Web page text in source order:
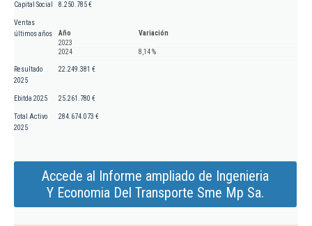
Capital Social 8.250.785 €
Ventas
últimos años
Año
Variación
2023
2024
8,14 %
Resultado
2025
22.249.381 €
Ebitda 2025 25.261.780 €
Total Activo
2025
284.674.073 €
Accede al Informe ampliado de Ingenieria
Y Economia Del Transporte Sme Mp Sa.